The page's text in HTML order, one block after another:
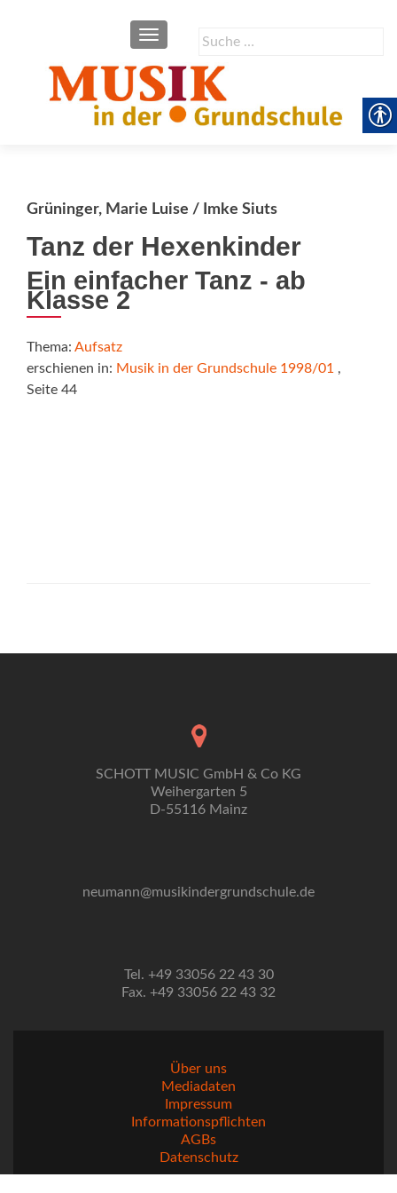
Suche
SCHALTE NAVIGATION
Grüninger, Marie Luise / Imke Siuts
Tanz der Hexenkinder
Ein einfacher Tanz - ab
Klasse 2
Thema: Aufsatz
erschienen in: Musik in der Grundschule 1998/01 ,
Seite 44
SCHOTT MUSIC GmbH & Co KG
Weihergarten 5
D-55116 Mainz
neumann@musikindergrundschule.de
Tel. +49 33056 22 43 30
Fax. +49 33056 22 43 32
Über uns
Mediadaten
Impressum
Informationspflichten
AGBs
Datenschutz